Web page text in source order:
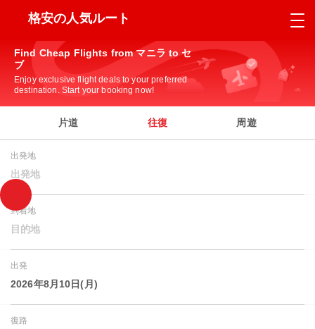
格安の人気ルート
Find Cheap Flights from マニラ to セ
ブ
Enjoy exclusive flight deals to your preferred
destination. Start your booking now!
片道 往復 周遊
出発地
出発地
到着地
目的地
出発
2026年8月10日(月)
復路